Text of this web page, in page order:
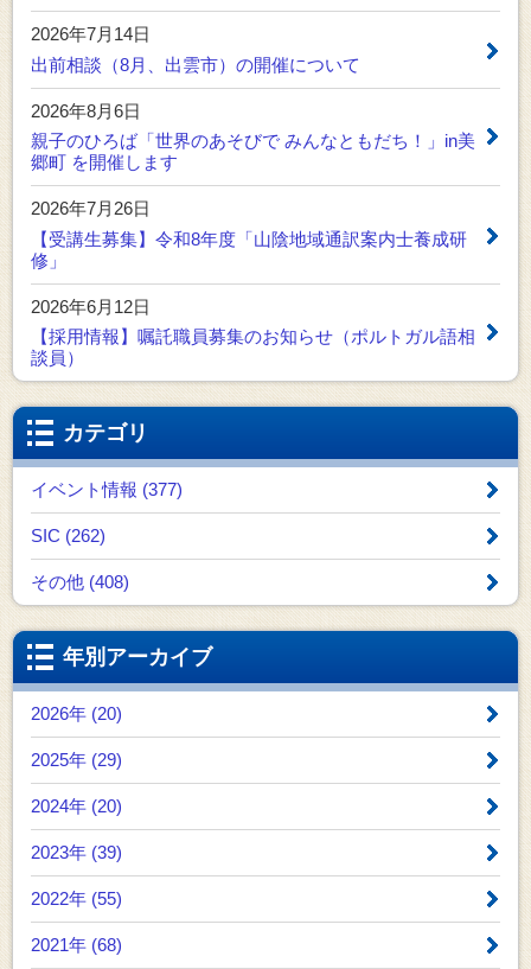
2026年7月14日
出前相談（8月、出雲市）の開催について
2026年8月6日
親子のひろば「世界のあそびで みんなともだち！」in美
郷町 を開催します
2026年7月26日
【受講生募集】令和8年度「山陰地域通訳案内士養成研
修」
2026年6月12日
【採用情報】嘱託職員募集のお知らせ（ポルトガル語相
談員）
カテゴリ
イベント情報 (377)
SIC (262)
その他 (408)
年別アーカイブ
2026年 (20)
2025年 (29)
2024年 (20)
2023年 (39)
2022年 (55)
2021年 (68)